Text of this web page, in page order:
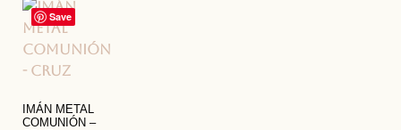
Save
IMÁN METAL
COMUNIÓN –